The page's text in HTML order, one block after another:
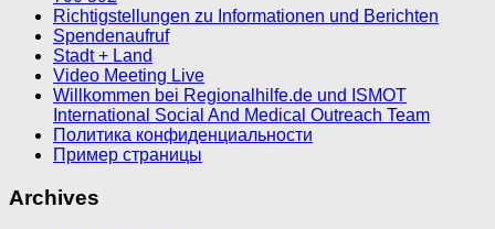
Richtigstellungen zu Informationen und Berichten
Spendenaufruf
Stadt + Land
Video Meeting Live
Willkommen bei Regionalhilfe.de und ISMOT
International Social And Medical Outreach Team
Политика конфиденциальности
Пример страницы
Archives